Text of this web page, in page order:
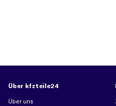
Über kfzteile24
Über uns